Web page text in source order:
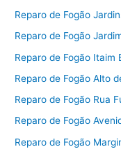
Reparo de Fogão
Reparo de Fogão
Reparo de Fogão Itaim
Reparo de Fogão Alto
Reparo de Fogão Rua
Reparo de Fogão
Reparo de Fogão